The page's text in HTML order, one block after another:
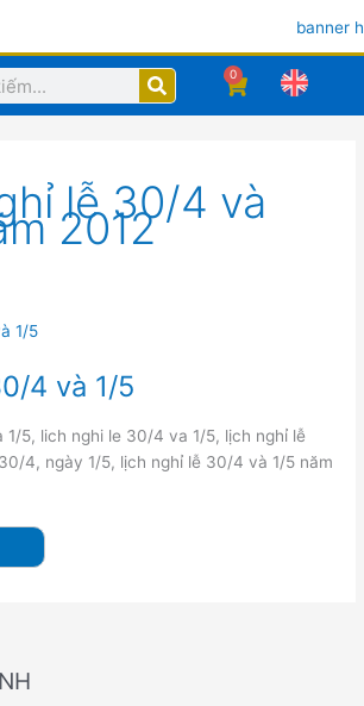
0
Cart
lễ 30/4 và
2012
4 và 1/5
5, lich nghi le 30/4 va 1/5, lịch nghỉ lễ
4, ngày 1/5, lịch nghỉ lễ 30/4 và 1/5 năm